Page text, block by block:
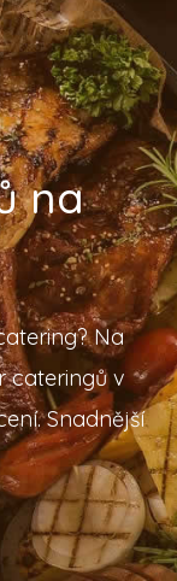
na
Na
cateringů v
Snadnější